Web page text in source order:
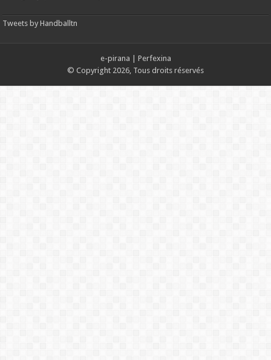
Tweets by Handballtn
e-pirana
Perfexina
© Copyright 2026, Tous droits réservés